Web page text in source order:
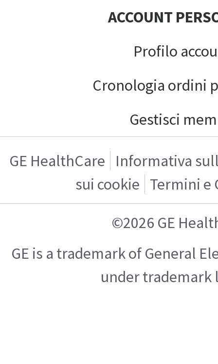
ACCOUNT
Profilo
Cronologia ordini
Gestisci
GE HealthCare
Informativa
sui cookie Termini e
©2026 GE
GE is a trademark of General
under trademark